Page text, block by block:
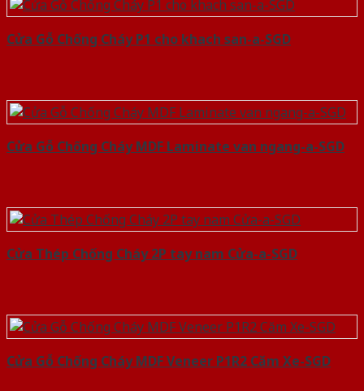
Cửa Gỗ Chống Cháy P1 cho khach san-a-SGD
Cửa Gỗ Chống Cháy MDF Laminate van ngang-a-SGD
Cửa Thép Chống Cháy 2P tay nam Cửa-a-SGD
Cửa Gỗ Chống Cháy MDF Veneer P1R2 Căm Xe-SGD